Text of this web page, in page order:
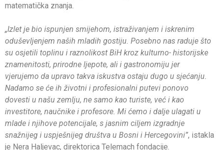
matematička znanja.
„Izlet je bio ispunjen smijehom, istraživanjem i iskrenim
oduševljenjem naših mladih gostiju. Posebno nas raduje što
su osjetili toplinu i raznolikost BiH kroz kulturno- historijske
znamenitosti, prirodne ljepote, ali i gastronomiju jer
vjerujemo da upravo takva iskustva ostaju dugo u sjećanju.
Nadamo se će ih životni i profesionalni putevi ponovo
dovesti u našu zemlju, ne samo kao turiste, već i kao
investitore, naučnike i profesore. Mi ćemo i dalje ulagati u
mlade i njihove potencijale, s jasnim ciljem izgradnje
snažnijeg i uspješnijeg društva u Bosni i Hercegovini”, istakla
je Nera Haljevac, direktorica Telemach fondacije.